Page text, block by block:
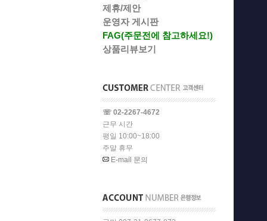
제휴/제안
운영자 게시판
FAG(주문전에 참고하세요!)
상품리뷰보기
☏ 02-2267-4672
근무 시간
평일 10:00~18:00
주말 휴무
E-mail 문의